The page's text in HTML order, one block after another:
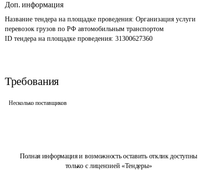
Полная информация и возможность оставить отклик доступны
только с лицензией «Тендеры»
Доп. информация
Название тендера на площадке проведения: Организация услуги
перевозок грузов по РФ автомобильным транспортом
ID тендера на площадке проведения: 31300627360
Требования
Несколько поставщиков